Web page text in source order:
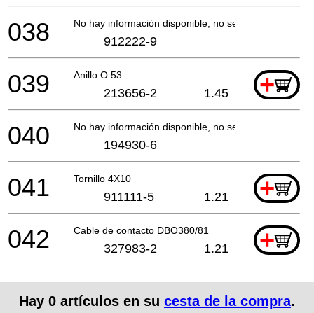
No hay información disponible, no se puede pedir
038 912222-9
Anillo O 53 +
039 213656-2 1.45
No hay información disponible, no se puede pedir
040 194930-6
Tornillo 4X10 +
041 911111-5 1.21
Cable de contacto DBO380/81 +
042 327983-2 1.21
Hay 0 artículos en su cesta de la compra.